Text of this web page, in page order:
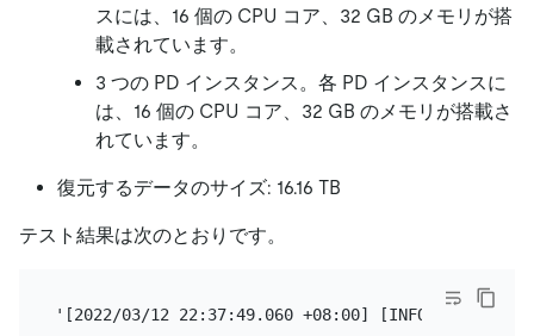
スには、16 個の CPU コア、32 GB のメモリが搭
載されています。
3 つの PD インスタンス。各 PD インスタンスに
は、16 個の CPU コア、32 GB のメモリが搭載さ
れています。
復元するデータのサイズ: 16.16 TB
テスト結果は次のとおりです。